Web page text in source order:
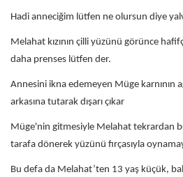
Hadi anneciğim lütfen ne olursun diye
Melahat kızının çilli yüzünü görünce
daha prenses lütfen der.
Annesini ikna edemeyen Müge karnının
arkasına tutarak dışarı çıkar
Müge'nin gitmesiyle Melahat tekrardan
tarafa dönerek yüzünü fırçasıyla
Bu defa da Melahat’ten 13 yaş küçük,